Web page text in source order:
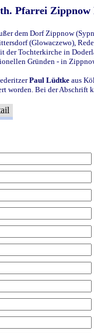
Pfarrei
dem Dorf Zippnow
(Glowaczewo),
Tochterkirche in
Gründen - in
Paul Lüdtke aus
Bei der Abschrift